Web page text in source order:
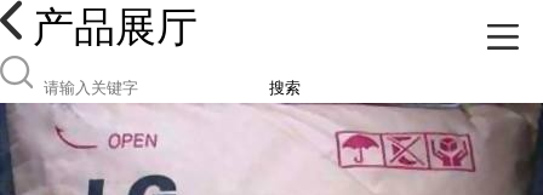
产品展厅
搜索